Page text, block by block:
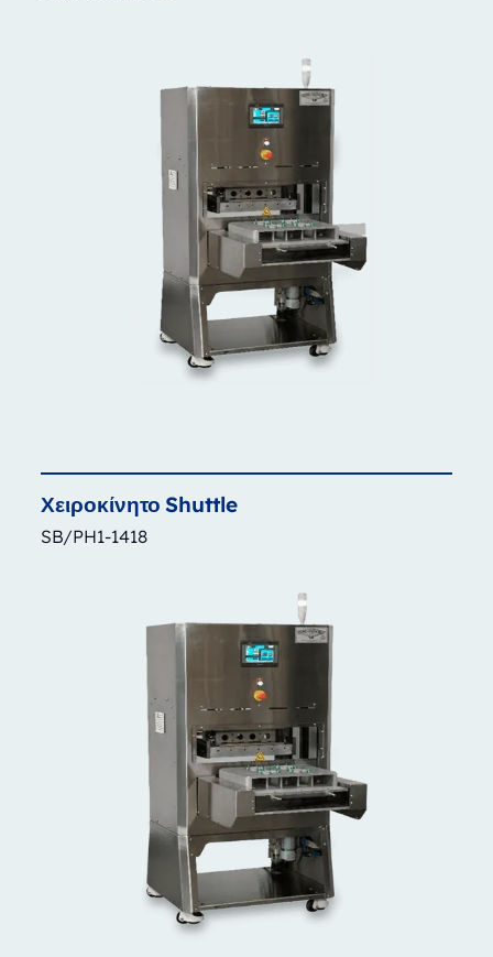
Χειροκίνητο Shuttle
SB/PH1-1418